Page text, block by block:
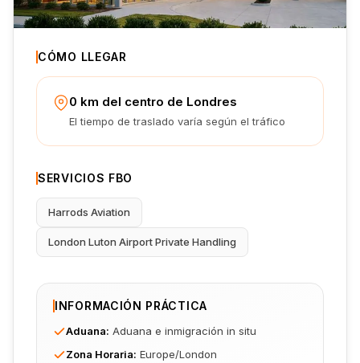
CÓMO LLEGAR
0 km del centro de Londres
El tiempo de traslado varía según el tráfico
SERVICIOS FBO
Harrods Aviation
London Luton Airport Private Handling
INFORMACIÓN PRÁCTICA
Aduana: Aduana e inmigración in situ
Zona Horaria: Europe/London